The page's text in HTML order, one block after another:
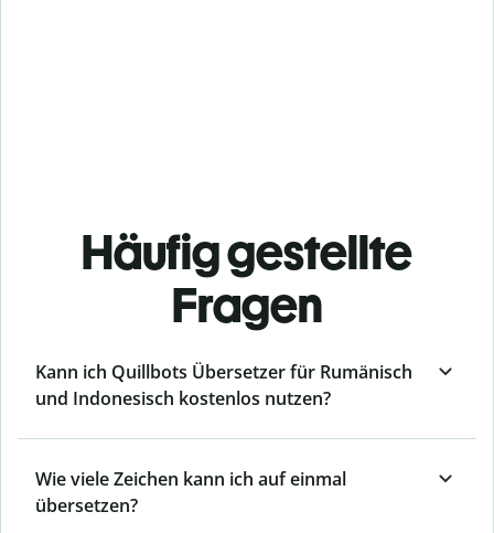
Häufig gestellte
Fragen
Kann ich Quillbots Übersetzer für Rumänisch
und Indonesisch kostenlos nutzen?
Wie viele Zeichen kann ich auf einmal
übersetzen?